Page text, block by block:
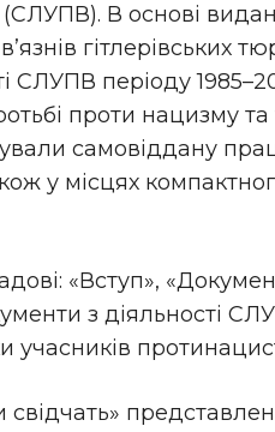
(СЛУПВ). В основі
гітлерівських
СЛУПВ періоду
проти нацизму та
самовіддану
у місцях
«Вступ»,
з діяльності
учасників
свідчать»